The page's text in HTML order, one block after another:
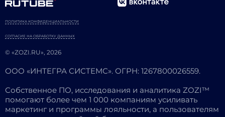
© «ZOZI.RU», 2026
ПОЛИТИКА КОНФИДЕНЦИАЛЬНОСТИ
СОГЛАСИЕ НА ОБРАБОТКУ ДАННЫХ
ООО «ИНТЕГРА СИСТЕМС». ОГРН: 1267800026559.
Собственное ПО, исследования и аналитика ZOZI™
помогают более чем 1 000 компаниям усиливать
маркетинг и программы лояльности, а пользователям